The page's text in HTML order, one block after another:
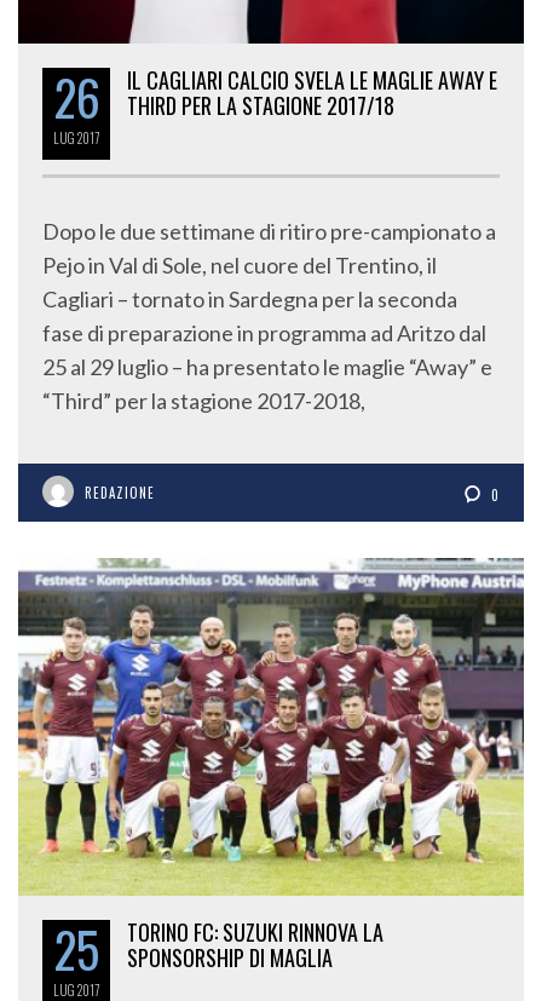
26
LUG2017
IL CAGLIARI CALCIO SVELA LE MAGLIE AWAY E
THIRD PER LA STAGIONE 2017/18
Dopo le due settimane di ritiro pre-campionato a
Pejo in Val di Sole, nel cuore del Trentino, il
Cagliari – tornato in Sardegna per la seconda
fase di preparazione in programma ad Aritzo dal
25 al 29 luglio – ha presentato le maglie “Away” e
“Third” per la stagione 2017-2018,
REDAZIONE 0
25
LUG2017
TORINO FC: SUZUKI RINNOVA LA
SPONSORSHIP DI MAGLIA